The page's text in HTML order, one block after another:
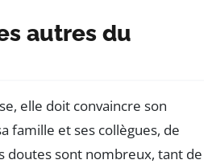
autres du
elle doit convaincre son
famille et ses collègues, de
doutes sont nombreux, tant de